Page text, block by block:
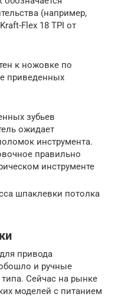
(например,
Flex 18 TPI от
к ножовке по
приведенных
зубьев
ожидает
инструмента.
правильно
инструменте
шпаклевки потолка
привода
и ручные
Сейчас на рынке
моделей с питанием